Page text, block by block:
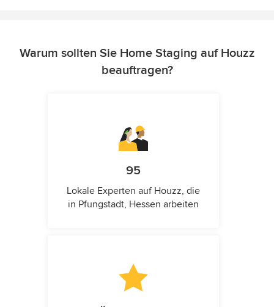
Warum sollten Sie Home Staging auf Houzz
beauftragen?
95
Lokale Experten auf Houzz, die
in Pfungstadt, Hessen arbeiten